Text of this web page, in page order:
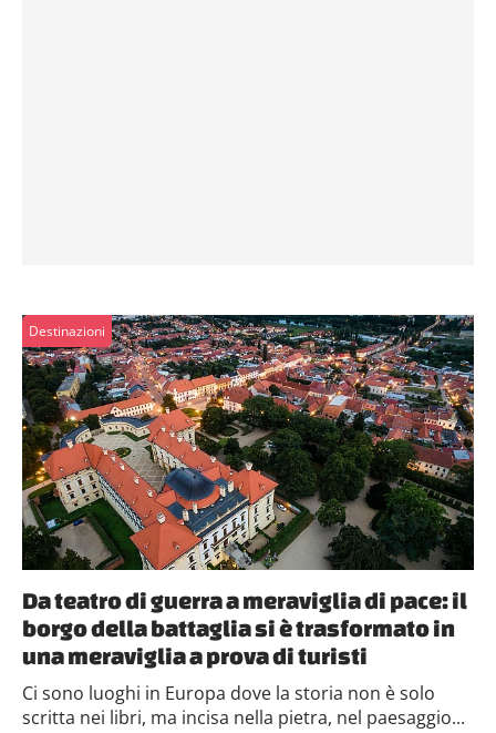
Destinazioni
Da teatro di guerra a meraviglia di pace: il
borgo della battaglia si è trasformato in
una meraviglia a prova di turisti
Ci sono luoghi in Europa dove la storia non è solo
scritta nei libri, ma incisa nella pietra, nel paesaggio...